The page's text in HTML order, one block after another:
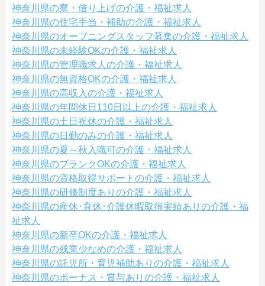
神奈川県の寮・借り上げの介護・福祉求人
神奈川県の住宅手当・補助の介護・福祉求人
神奈川県のオープニングスタッフ募集の介護・福祉求人
神奈川県の未経験OKの介護・福祉求人
神奈川県の管理職求人の介護・福祉求人
神奈川県の無資格OKの介護・福祉求人
神奈川県の高収入の介護・福祉求人
神奈川県の年間休日110日以上の介護・福祉求人
神奈川県の土日祝休の介護・福祉求人
神奈川県の日勤のみの介護・福祉求人
神奈川県の夏～秋入職可の介護・福祉求人
神奈川県のブランクOKの介護・福祉求人
神奈川県の資格取得サポートの介護・福祉求人
神奈川県の研修制度ありの介護・福祉求人
神奈川県の産休･育休･介護休暇取得実績ありの介護・福
祉求人
神奈川県の新卒OKの介護・福祉求人
神奈川県の残業少なめの介護・福祉求人
神奈川県の託児所・育児補助ありの介護・福祉求人
神奈川県のボーナス・賞与ありの介護・福祉求人